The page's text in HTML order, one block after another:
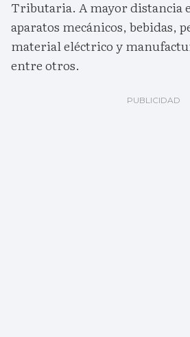
Tributaria. A mayor distancia
aparatos mecánicos, bebidas,
material eléctrico y
entre otros.